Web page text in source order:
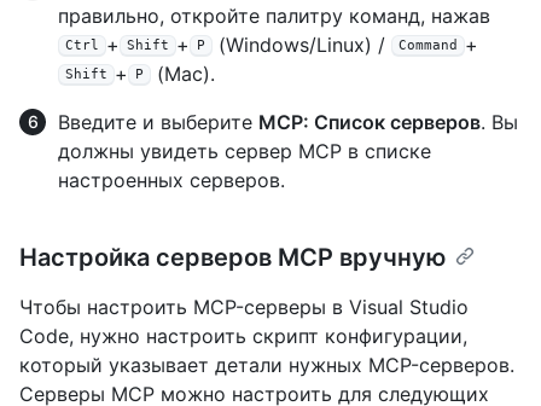
правильно, откройте палитру команд, нажав
Ctrl + Shift + P (Windows/Linux) / Command +
Shift + P
(Mac).
Введите и выберите MCP: Список серверов. Вы
должны увидеть сервер MCP в списке
настроенных серверов.
Настройка серверов MCP вручную
Чтобы настроить MCP-серверы в Visual Studio
Code, нужно настроить скрипт конфигурации,
который указывает детали нужных MCP-серверов.
Серверы MCP можно настроить для следующих